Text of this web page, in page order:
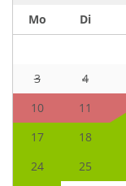
Mo
Di
3
4
10
11
17
18
24
25